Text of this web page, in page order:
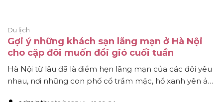
Du lịch
Gợi ý những khách sạn lãng mạn ở Hà Nội
cho cặp đôi muốn đổi gió cuối tuần
Hà Nội từ lâu đã là điểm hẹn lãng mạn của các đôi yêu
nhau, nơi những con phố cổ trầm mặc, hồ xanh yên ả